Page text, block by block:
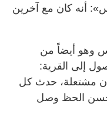
أنه كان مع آخرين
وهو أيضاً من
إلى القرية:
مشتعلة، حدث كل
الحظ وصل